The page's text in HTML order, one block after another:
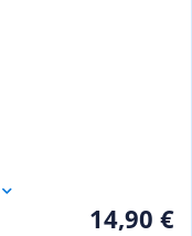
14,90 €